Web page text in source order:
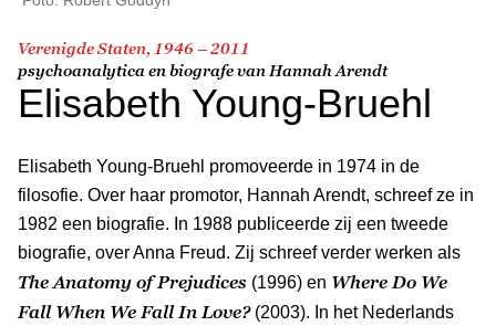
Verenigde Staten, 1946 – 2011
psychoanalytica en biografe van Hannah Arendt
Elisabeth Young-Bruehl
Elisabeth Young-Bruehl promoveerde in 1974 in de
filosofie. Over haar promotor, Hannah Arendt, schreef ze in
1982 een biografie. In 1988 publiceerde zij een tweede
biografie, over Anna Freud. Zij schreef verder werken als
The Anatomy of Prejudices (1996) en Where Do We
Fall When We Fall In Love?(2003). In het Nederlands